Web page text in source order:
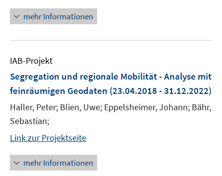
mehr Informationen
IAB-Projekt
Segregation und regionale Mobilität - Analyse mit
feinräumigen Geodaten (23.04.2018 - 31.12.2022)
Haller, Peter; Blien, Uwe; Eppelsheimer, Johann; Bähr,
Sebastian;
Link zur Projektseite
mehr Informationen